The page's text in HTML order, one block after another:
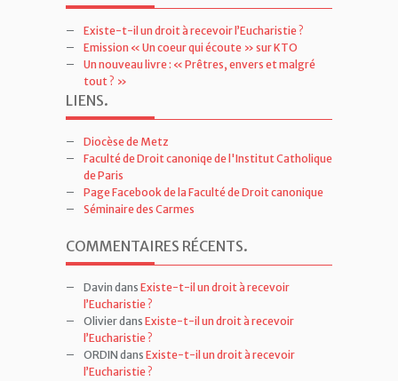
Existe-t-il un droit à recevoir l’Eucharistie ?
Emission « Un coeur qui écoute » sur KTO
Un nouveau livre : « Prêtres, envers et malgré
tout ? »
LIENS.
Diocèse de Metz
Faculté de Droit canoniqe de l'Institut Catholique
de Paris
Page Facebook de la Faculté de Droit canonique
Séminaire des Carmes
COMMENTAIRES RÉCENTS.
Davin dans Existe-t-il un droit à recevoir
l’Eucharistie ?
Olivierdans Existe-t-il un droit à recevoir
l’Eucharistie ?
ORDIN dans Existe-t-il un droit à recevoir
l’Eucharistie ?